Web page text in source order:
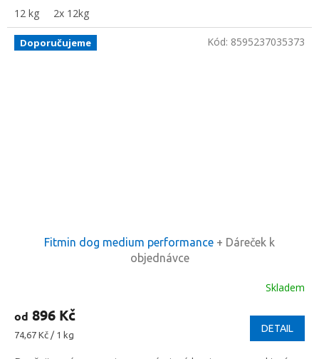
12 kg 2x 12kg
Doporučujeme
Fitmin dog medium performance + Dáreček k
objednávce
Skladem
od 896 Kč
Měrná
74,67 Kč / 1 kg
DETAIL
Kód: 8595237035373